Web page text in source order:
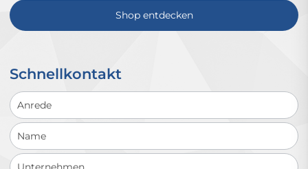
Shop entdecken
Schnellkontakt
Schnellkontakt